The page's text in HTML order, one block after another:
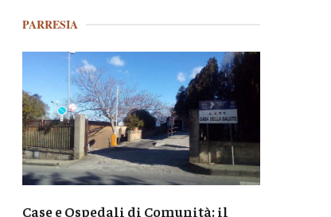
PARRESIA
Case e Ospedali di Comunità: il